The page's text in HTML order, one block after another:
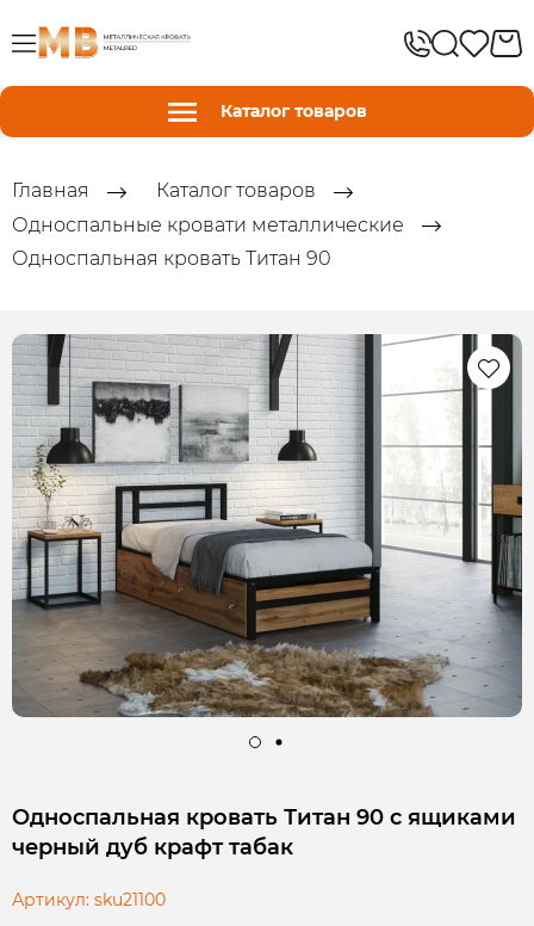
Каталог товаров
Главная
Каталог товаров
Односпальные кровати металлические
Односпальная кровать Титан 90
Односпальная кровать Титан 90 с ящиками
черный дуб крафт табак
Артикул: sku21100